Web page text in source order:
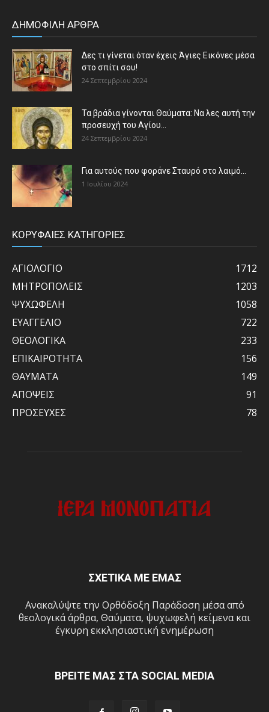
ΔΗΜΟΦΙΛΗ ΑΡΘΡΑ
Δες τι γίνεται όταν έχεις Άγιες Εικόνες μέσα
στο σπίτι σου!
24 Σεπτεμβρίου 2024
Τα βράδια γίνονται Θαύματα: Να λες αυτή την
προσευχή του Αγίου...
24 Σεπτεμβρίου 2024
Για αυτούς που φοράνε Σταυρό στο λαιμό…
1 Ιουλίου 2024
ΚΟΡΥΦΑΙΕΣ ΚΑΤΗΓΟΡΙΕΣ
ΑΓΙΟΛΟΓΙΟ
1712
ΜΗΤΡΟΠΟΛΕΙΣ
1203
ΨΥΧΩΦΕΛΗ
1058
ΕΥΑΓΓΕΛΙΟ
722
ΘΕΟΛΟΓΙΚΑ
233
ΕΠΙΚΑΙΡΟΤΗΤΑ
156
ΘΑΥΜΑΤΑ
149
ΑΠΟΨΕΙΣ
91
ΠΡΟΣΕΥΧΕΣ
78
ΣΧΕΤΙΚΑ ΜΕ ΕΜΑΣ
Ανακαλύψτε την Ορθόδοξη Παράδοση μέσα από
θεολογικά άρθρα, Θαύματα, ψυχωφελή κείμενα και
έγκυρη εκκλησιαστική ενημέρωση
ΒΡΕΙΤΕ ΜΑΣ ΣΤΑ SOCIAL MEDIA